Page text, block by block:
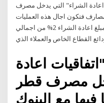
اعادة الشراء" التي يدخل مصرف
فتكون اجال هذه العمليات
اسبوع ويمكن تجديدها ،بحيث لا يتجاوز مبلغ اعادة الشراء 2% من اجمالي
القطاع الخاص والعملاء الذي
اعادة
مصرف قطر
مع البنوك